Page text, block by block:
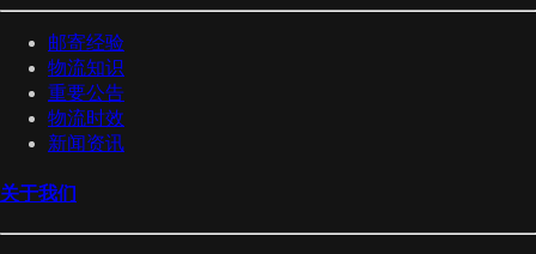
邮寄经验
物流知识
重要公告
物流时效
新闻资讯
关于我们